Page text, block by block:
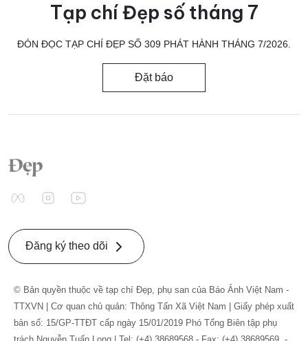
Tạp chí Đẹp số tháng 7
ĐÓN ĐỌC TẠP CHÍ ĐẸP SỐ 309 PHÁT HÀNH THÁNG 7/2026.
Đặt báo
Đăng ký theo dõi
© Bản quyền thuộc về tạp chí Đẹp, phụ san của Báo Ảnh Việt Nam -
TTXVN | Cơ quan chủ quản: Thông Tấn Xã Việt Nam | Giấy phép xuất
bản số: 15/GP-TTĐT cấp ngày 15/01/2019 Phó Tổng Biên tập phụ